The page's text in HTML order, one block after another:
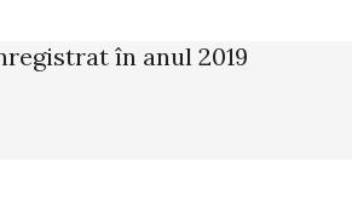
în anul 2019